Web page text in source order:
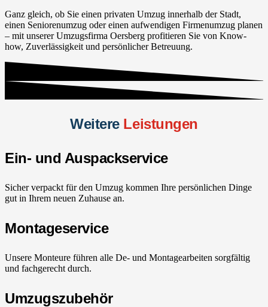
Ganz gleich, ob Sie einen privaten Umzug innerhalb der Stadt,
einen Seniorenumzug oder einen aufwendigen Firmenumzug planen
– mit unserer Umzugsfirma Oersberg profitieren Sie von Know-
how, Zuverlässigkeit und persönlicher Betreuung.
Weitere Leistungen
Ein- und Auspackservice
Sicher verpackt für den Umzug kommen Ihre persönlichen Dinge
gut in Ihrem neuen Zuhause an.
Montageservice
Unsere Monteure führen alle De- und Montagearbeiten sorgfältig
und fachgerecht durch.
Umzugszubehör